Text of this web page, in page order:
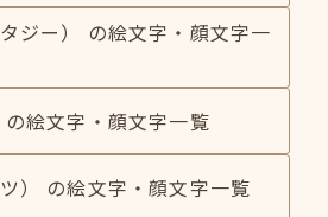
ジー） の絵文字・顔文字一
絵文字・顔文字一覧
） の絵文字・顔文字一覧